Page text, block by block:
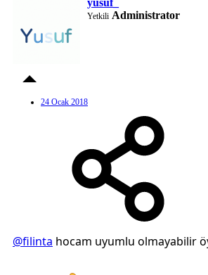
yusuf_
Yetkili Administrator
24 Ocak 2018
@filinta hocam uyumlu olmayabilir